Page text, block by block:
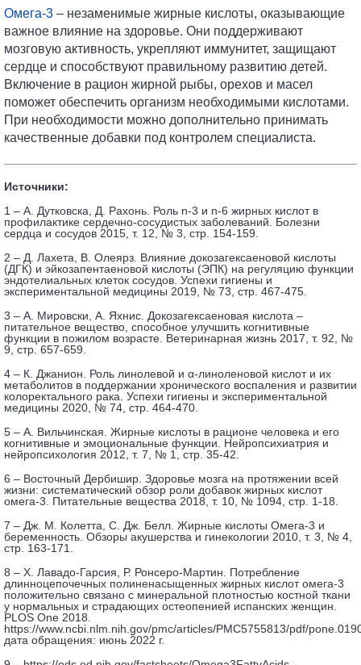
Омега-3 – незаменимые жирные кислоты, оказывающие
важное влияние на здоровье. Они поддерживают
мозговую активность, укрепляют иммунитет, защищают
сердце и способствуют правильному развитию детей.
Включение в рацион жирной рыбы, орехов и масел
поможет обеспечить организм необходимыми кислотами.
При необходимости можно дополнительно принимать
качественные добавки под контролем специалиста.
Источники:
1 – А. Дутковска, Д. Рахонь. Роль n-3 и n-6 жирных кислот в
профилактике сердечно-сосудистых заболеваний. Болезни
сердца и сосудов 2015, т. 12, № 3, стр. 154-159.
2 – Д. Лахета, В. Олеярз. Влияние докозагексаеновой кислоты
(ДГК) и эйкозапентаеновой кислоты (ЭПК) на регуляцию функции
эндотелиальных клеток сосудов. Успехи гигиены и
экспериментальной медицины 2019, № 73, стр. 467-475.
3 – А. Мировски, А. Яхнис. Докозагексаеновая кислота –
питательное вещество, способное улучшить когнитивные
функции в пожилом возрасте. Ветеринарная жизнь 2017, т. 92, №
9, стр. 657-659.
4 – К. Джанион. Роль линолевой и α-линоленовой кислот и их
метаболитов в поддержании хронического воспаления и развитии
колоректального рака. Успехи гигиены и экспериментальной
медицины 2020, № 74, стр. 464-470.
5 – А. Вильчинская. Жирные кислоты в рационе человека и его
когнитивные и эмоциональные функции. Нейропсихиатрия и
нейропсихология 2012, т. 7, № 1, стр. 35-42.
6 – Восточный Дербишир. Здоровье мозга на протяжении всей
жизни: систематический обзор роли добавок жирных кислот
омега-3. Питательные вещества 2018, т. 10, № 1094, стр. 1-18.
7 – Дж. М. Колетта, С. Дж. Белл. Жирные кислоты Омега-3 и
беременность. Обзоры акушерства и гинекологии 2010, т. 3, № 4,
стр. 163-171.
8 – Х. Лавадо-Гарсия, Р. Ронсеро-Мартин. Потребление
длинноцепочечных полиненасыщенных жирных кислот омега-3
положительно связано с минеральной плотностью костной ткани
у нормальных и страдающих остеопенией испанских женщин.
PLOS One 2018.
https://www.ncbi.nlm.nih.gov/pmc/articles/PMC5755813/pdf/
дата обращения: июнь 2022 г.